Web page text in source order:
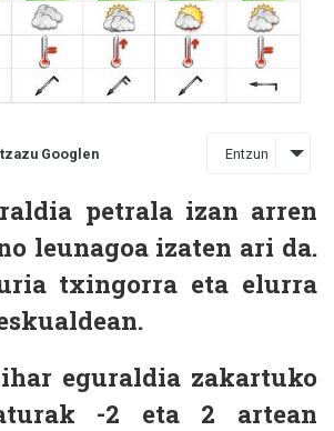
Googlen Entzun
petrala izan arren
leunagoa izaten ari da.
txingorra eta elurra
eguraldia zakartuko
-2 eta 2 artean